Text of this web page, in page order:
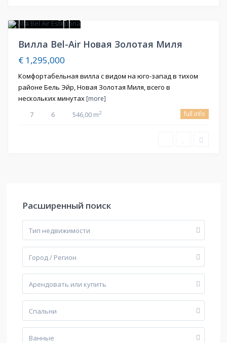
21
Вилла Bel-Air Новая Золотая Миля
€ 1,295,000
Комфортабельная вилла с видом на юго-запад в тихом
районе Бель Эйр, Новая Золотая Миля, всего в
нескольких минутах [more]
7 6 546,00 m2 full info
Расширенный поиск
Тип недвижимости
Город / Регион
Арендовать или купить
Cпальни
Bанные